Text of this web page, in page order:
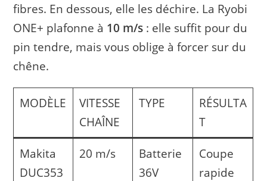
fibres. En dessous, elle les déchire. La Ryobi
ONE+ plafonne à 10 m/s : elle suffit pour du
pin tendre, mais vous oblige à forcer sur du
chêne.
MODÈLE
VITESSE
CHAÎNE
TYPE
RÉSULTA
T
Makita
DUC353
20 m/s
Batterie
36V
Coupe
rapide